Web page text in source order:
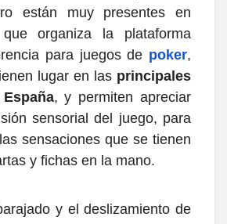
están muy presentes en
organiza la plataforma
para juegos de poker,
lugar en las principales
, y permiten apreciar
sensorial del juego, para
sensaciones que se tienen
y fichas en la mano.
y el deslizamiento de